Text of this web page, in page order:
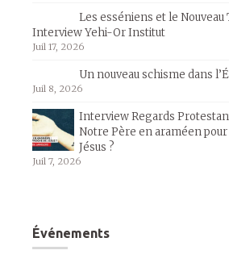
Les esséniens et le Nouveau
Interview Yehi-Or Institut
Juil 17, 2026
Un nouveau schisme dans
Juil 8, 2026
Interview Regards
Notre Père en araméen
Jésus ?
Juil 7, 2026
Événements